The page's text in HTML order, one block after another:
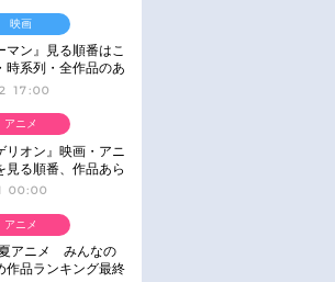
マン』見る順番はこ
時系列・全作品のあ
ました
17:00
映画
リオン』映画・アニ
見る順番、作品あら
ーズ30周年】
00:00
アニメ
アニメ みんなの
作品ランキング最終
アニメ